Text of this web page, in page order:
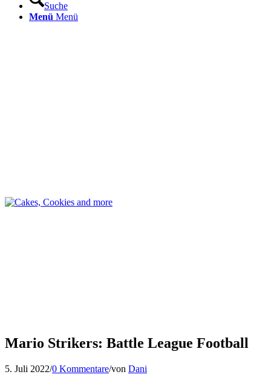
Suche
Menü Menü
Mario Strikers: Battle League Football
5. Juli 2022/0 Kommentare/von Dani